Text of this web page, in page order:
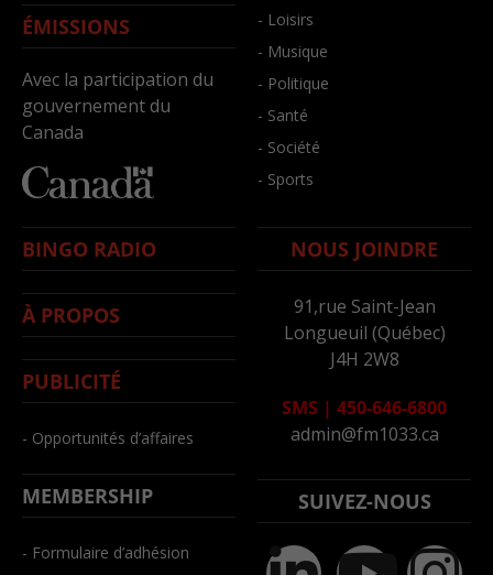
ÉMISSIONS
Avec la participation du
gouvernement du
Canada
- Loisirs
- Musique
- Politique
- Santé
- Société
- Sports
BINGO RADIO
À PROPOS
PUBLICITÉ
- Opportunités d’affaires
MEMBERSHIP
- Formulaire d’adhésion
NOUS JOINDRE
91,rue Saint-Jean
Longueuil (Québec)
J4H 2W8
SMS | 450-646-6800
admin@fm1033.ca
SUIVEZ-NOUS